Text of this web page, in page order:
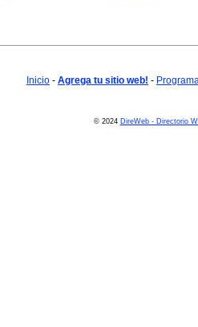
Inicio - Agrega tu sitio web! -
© 2024 DireWeb - Directorio